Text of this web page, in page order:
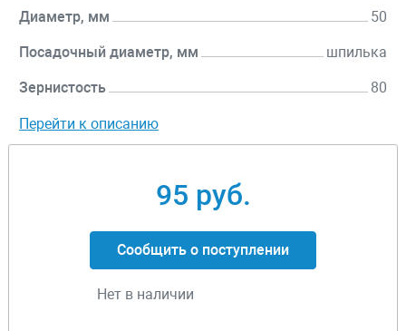
Диаметр, мм 50
Посадочный диаметр, мм шпилька
Зернистость 80
Перейти к описанию
95 руб.
Сообщить о поступлении
Нет в наличии